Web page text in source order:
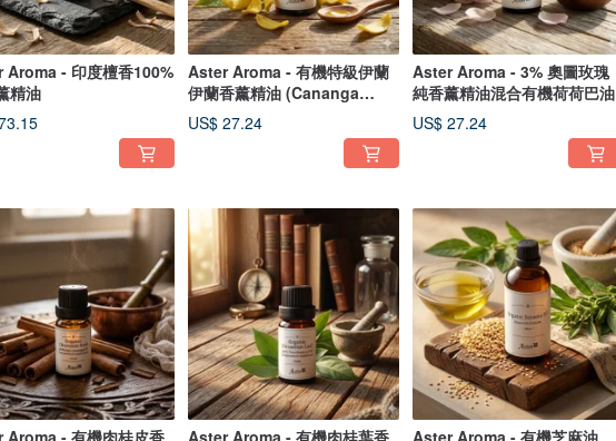
Aroma - 印度檀香100%
精油
Aster Aroma - 有機特級伊蘭
伊蘭香薰精油 (Cananga
odorata)
US$ 27.24
Aster Aroma - 3% 奧圖玫瑰
純香薰精油混合有機荷荷巴油
US$ 27.24
Aroma - 有機肉桂皮香
Aster Aroma - 有機肉桂葉香
Aster Aroma - 有機芝麻油